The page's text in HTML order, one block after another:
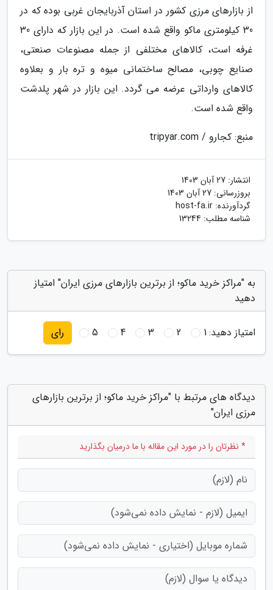
از بازارهای مرزی کشور در استان آذربایجان غربی بوده که در
30 کیلومتری ماکو واقع شده است. در این بازار که دارای 30
غرفه است، کالاهای مختلفی از جمله مصنوعات صنعتی،
صنایع چوبی، مصالح ساختمانی میوه و تره بار و بعلاوه
کالاهای وارداتی عرضه می گردد. این بازار در شهر پلدشت
واقع شده است.
منبع: کجارو / tripyar.com
انتشار: 27 آبان 1403
بروزرسانی: 27 آبان 1403
گردآورنده: host-fa.ir
شناسه مطلب: 13244
به "مراکز خرید ماکو؛ از برترین بازارهای مرزی ایران" امتیاز
دهید
امتیاز دهید:1
2
3
4
5 رای
دیدگاه های مرتبط با "مراکز خرید ماکو؛ از برترین بازارهای
مرزی ایران"
* نظرتان را در مورد این مقاله با ما درمیان بگذارید